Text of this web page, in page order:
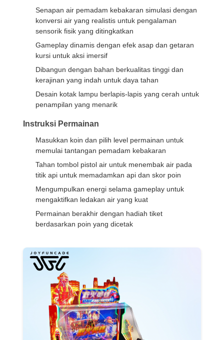
Senapan air pemadam kebakaran simulasi dengan
konversi air yang realistis untuk pengalaman
sensorik fisik yang ditingkatkan
Gameplay dinamis dengan efek asap dan getaran
kursi untuk aksi imersif
Dibangun dengan bahan berkualitas tinggi dan
kerajinan yang indah untuk daya tahan
Desain kotak lampu berlapis-lapis yang cerah untuk
penampilan yang menarik
Instruksi Permainan
Masukkan koin dan pilih level permainan untuk
memulai tantangan pemadam kebakaran
Tahan tombol pistol air untuk menembak air pada
titik api untuk memadamkan api dan skor poin
Mengumpulkan energi selama gameplay untuk
mengaktifkan ledakan air yang kuat
Permainan berakhir dengan hadiah tiket
berdasarkan poin yang dicetak